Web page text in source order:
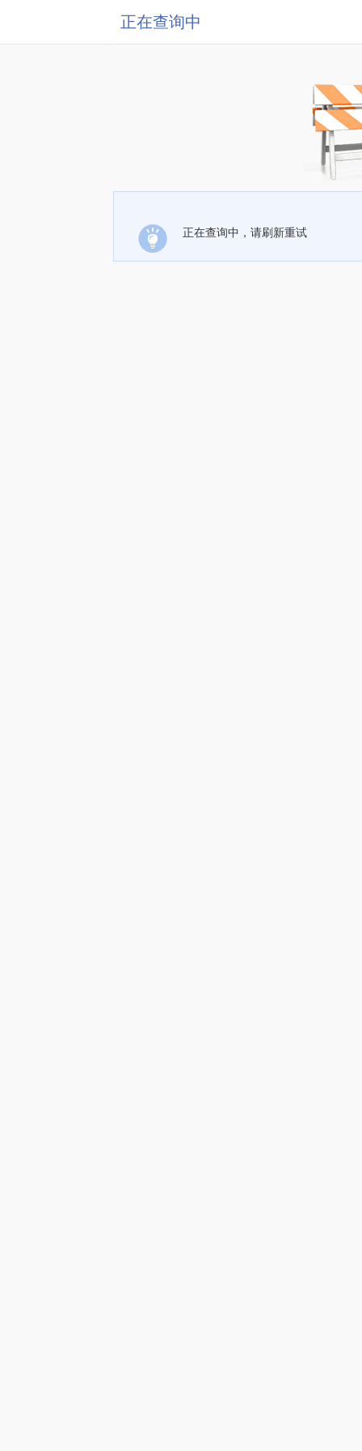
正在查询中
正在查询中，请刷新重试